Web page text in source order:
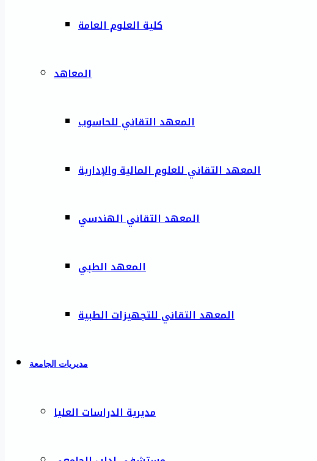
كلية العلوم العامة
المعاهد
المعهد التقاني للحاسوب
المعهد التقاني للعلوم المالية والإدارية
المعهد التقاني الهندسي
المعهد الطبي
المعهد التقاني للتجهيزات الطبية
مديريات الجامعة
مديرية الدراسات العليا